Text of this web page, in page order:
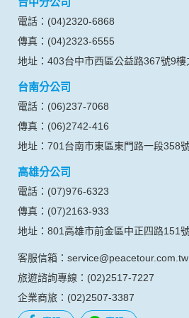
號、電子郵件、出生日期、性別、行
成功，並登入使用我們的服務後，本
其他除了上述，會保留您在上網瀏覽
生的相關記錄，包括您使用連線設備
的瀏覽器予以標示，歸納使用者瀏覽
網頁，除非您願意告知您的個人資料
將此項記錄和您對應。請您注意，在
商，或與連結本網站，也可能蒐集您
提供的個人資訊，這些廣告廠商、或
公司不負任何連帶責任。
本網站將在事前或註冊登錄取得您的
或電子郵件給您。本公司除了在該資
本公司發送，也會在該資料或電子郵
收這些資料或電子郵件的方法及說明
資料使用:
本公司不會向任何人出售或出借您的
資料：
電話：(04)2320-6868
傳真：(04)2323-6555
地址：403台中市西區公益路367號9樓
台南分公司
電話：(06)237-7068
傳真：(06)2742-416
地址：701台南市東區東門路一段358
高雄分公司
電話：(07)976-6323
傳真：(07)2163-933
地址：801高雄市前金區中正四路151
客服信箱：service@peacetour.com.tw
旅遊諮詢專線：(02)2517-7227
企業商旅：(02)2507-3387